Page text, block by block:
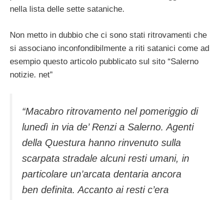
nella lista delle sette sataniche.
Non metto in dubbio che ci sono stati ritrovamenti che
si associano inconfondibilmente a riti satanici come ad
esempio questo articolo pubblicato sul sito “Salerno
notizie. net”
“Macabro ritrovamento nel pomeriggio di
lunedì in via de’ Renzi a Salerno. Agenti
della Questura hanno rinvenuto sulla
scarpata stradale alcuni resti umani, in
particolare un’arcata dentaria ancora
ben definita. Accanto ai resti c’era